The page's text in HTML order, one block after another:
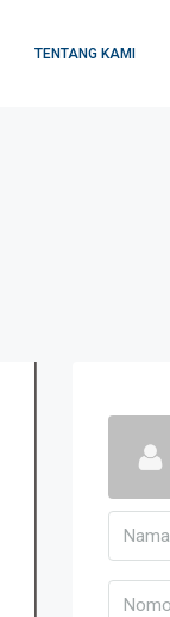
TENTANG KAMI